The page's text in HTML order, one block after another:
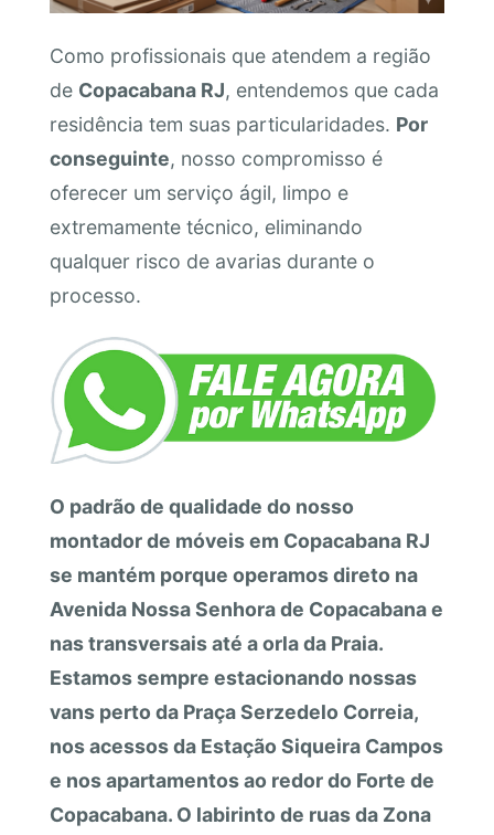
Como profissionais que atendem a região
de Copacabana RJ, entendemos que cada
residência tem suas particularidades. Por
conseguinte, nosso compromisso é
oferecer um serviço ágil, limpo e
extremamente técnico, eliminando
qualquer risco de avarias durante o
processo.
O padrão de qualidade do nosso
montador de móveis em Copacabana RJ
se mantém porque operamos direto na
Avenida Nossa Senhora de Copacabana e
nas transversais até a orla da Praia.
Estamos sempre estacionando nossas
vans perto da Praça Serzedelo Correia,
nos acessos da Estação Siqueira Campos
e nos apartamentos ao redor do Forte de
Copacabana. O labirinto de ruas da Zona